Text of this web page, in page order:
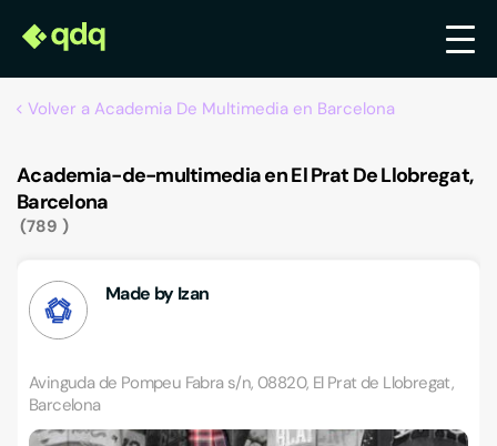
Volver a Academia De Multimedia en Barcelona
Academia-de-multimedia en El Prat De Llobregat,
Barcelona
789
Made by Izan
Avinguda de Pompeu Fabra s/n, 08820, El Prat de Llobregat,
Barcelona